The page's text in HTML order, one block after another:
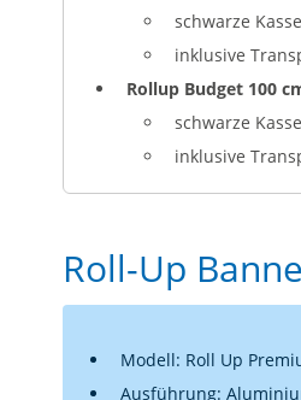
schwarze
inklusive
Rollup Budget 100
schwarze
inklusive
Roll-Up
Modell: Roll Up
Ausführung: